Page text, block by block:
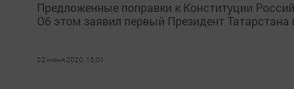
Предложенные поправки к Конституции
Об этом заявил первый Президент
22 июня 2020, 15:01